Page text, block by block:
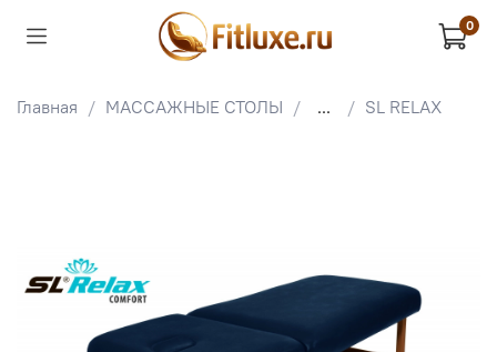
0
Главная МАССАЖНЫЕ СТОЛЫ ... SL RELAX